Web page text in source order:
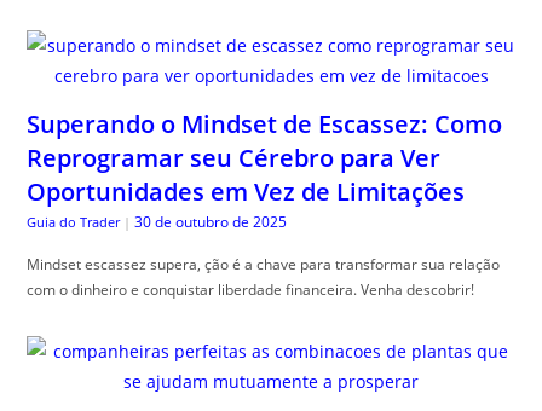
Superando o Mindset de Escassez: Como
Reprogramar seu Cérebro para Ver
Oportunidades em Vez de Limitações
Guia do Trader | 30 de outubro de 2025
Mindset escassez supera, ção é a chave para transformar sua relação
com o dinheiro e conquistar liberdade financeira. Venha descobrir!